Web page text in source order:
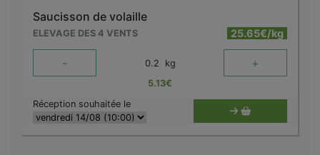
Saucisson de volaille
ELEVAGE DES 4 VENTS 25.65€/kg
- 0.2 kg +
5.13€
Réception souhaitée le